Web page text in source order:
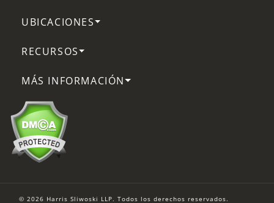
UBICACIONES
RECURSOS
MÁS INFORMACIÓN
© 2026 Harris Sliwoski LLP. Todos los derechos reservados.